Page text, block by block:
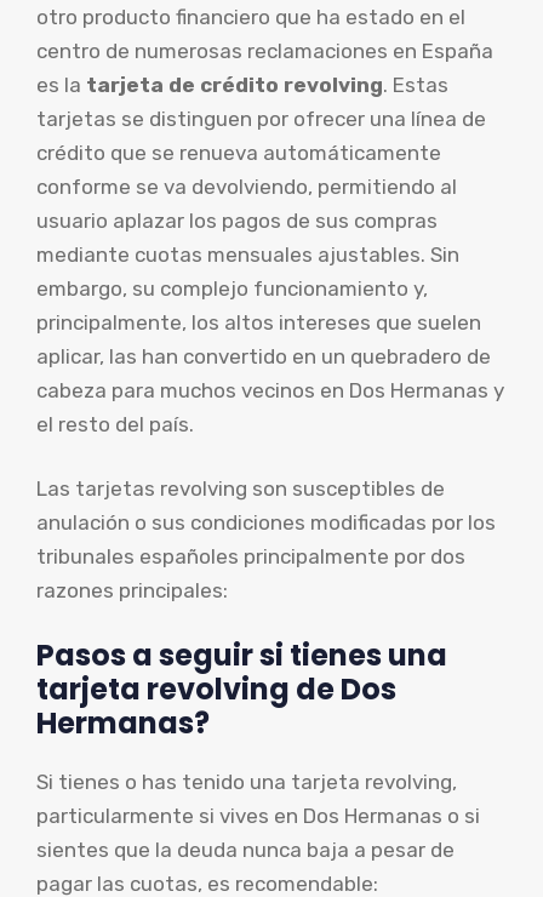
otro producto financiero que ha estado en el
centro de numerosas reclamaciones en España
es la tarjeta de crédito revolving. Estas
tarjetas se distinguen por ofrecer una línea de
crédito que se renueva automáticamente
conforme se va devolviendo, permitiendo al
usuario aplazar los pagos de sus compras
mediante cuotas mensuales ajustables. Sin
embargo, su complejo funcionamiento y,
principalmente, los altos intereses que suelen
aplicar, las han convertido en un quebradero de
cabeza para muchos vecinos en Dos Hermanas y
el resto del país.
Las tarjetas revolving son susceptibles de
anulación o sus condiciones modificadas por los
tribunales españoles principalmente por dos
razones principales:
Pasos a seguir si tienes una
tarjeta revolving de Dos
Hermanas?
Si tienes o has tenido una tarjeta revolving,
particularmente si vives en Dos Hermanas o si
sientes que la deuda nunca baja a pesar de
pagar las cuotas, es recomendable: